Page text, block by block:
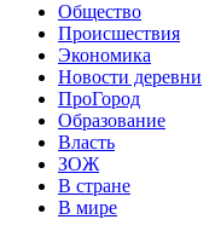
Общество
Происшествия
Экономика
Новости деревни
ПроГород
Образование
Власть
ЗОЖ
В стране
В мире